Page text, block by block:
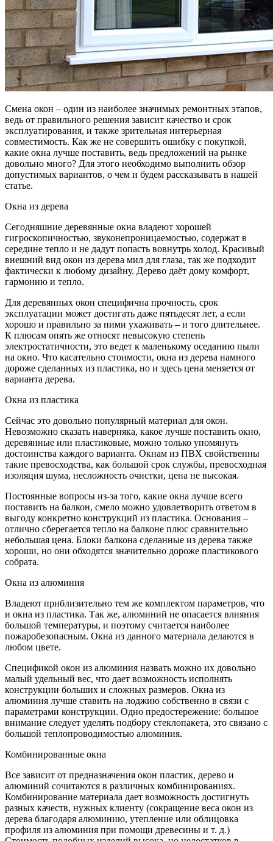
Смена окон – один из наиболее значимых ремонтных этапов,
ведь от правильного решения зависит качество и срок
эксплуатирования, и также зрительная интерьерная
совместимость. Как же не совершить ошибку с покупкой,
какие окна лучше поставить, ведь предложений на рынке
довольно много? Для этого необходимо выполнить обзор
допустимых вариантов, о чем и будем рассказывать в нашей
статье.
Окна из дерева
Сегодняшние деревянные окна владеют хорошей
гигроскопичностью, звуконепроницаемостью, содержат в
середине тепло и не дадут попасть вовнутрь холод. Красивый
внешний вид окон из дерева мил для глаза, так же подходит
фактически к любому дизайну. Дерево даёт дому комфорт,
гармонию и тепло.
Для деревянных окон специфична прочность, срок
эксплуатации может достигать даже пятьдесят лет, а если
хорошо и правильно за ними ухаживать – и того длительнее.
К плюсам опять же относят невысокую степень
электростатичности, это ведет к маленькому оседанию пыли
на окно. Что касательно стоимости, окна из дерева намного
дороже сделанных из пластика, но и здесь цена меняется от
варианта дерева.
Окна из пластика
Сейчас это довольно популярный материал для окон.
Невозможно сказать наверняка, какое лучше поставить окно,
деревянные или пластиковые, можно только упомянуть
достоинства каждого варианта. Окнам из ПВХ свойственны
такие превосходства, как большой срок службы, превосходная
изоляция шума, несложность очистки, цена не высокая.
Постоянные вопросы из-за того, какие окна лучше всего
поставить на балкон, смело можно удовлетворить ответом в
выгоду конкретно конструкций из пластика. Основания –
отлично сберегается тепло на балконе плюс сравнительно
небольшая цена. Блоки балкона сделанные из дерева также
хороши, но они обходятся значительно дороже пластикового
собрата.
Окна из алюминия
Владеют приблизительно тем же комплектом параметров, что
и окна из пластика. Так же, алюминий не опасается влияния
большой температуры, и поэтому считается наиболее
пожаробезопасным. Окна из данного материала делаются в
любом цвете.
Спецификой окон из алюминия назвать можно их довольно
малый удельный вес, что дает возможность исполнять
конструкции больших и сложных размеров. Окна из
алюминия лучше ставить на лоджию собственно в связи с
параметрами конструкции. Одно предостережение: большое
внимание следует уделять подбору стеклопакета, это связано с
большой теплопроводимостью алюминия.
Комбинированные окна
Все зависит от предназначения окон пластик, дерево и
алюминий сочитаются в различных комбинированиях.
Комбинирование материала дает возможность достигнуть
разных качеств, нужных клиенту (сокращение веса окон из
дерева благодаря алюминию, утепление или облицовка
профиля из алюминия при помощи древесины и т. д.)